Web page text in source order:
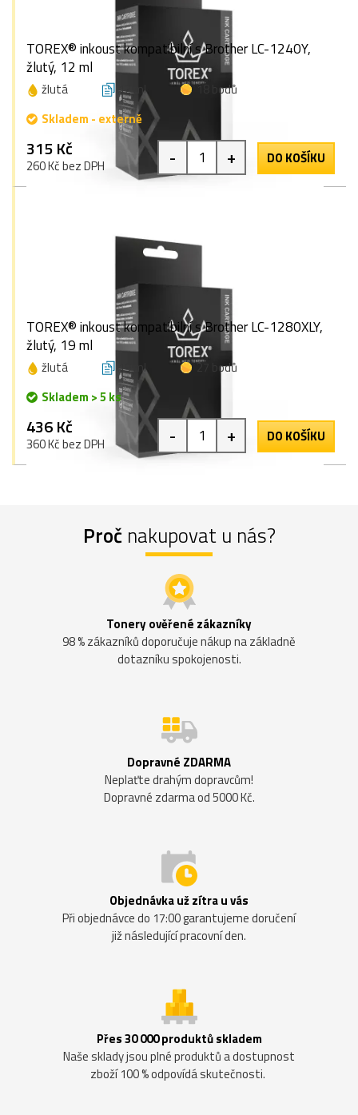
TOREX® inkoust kompatibilní s Brother LC-1240Y,
žlutý, 12 ml
žlutá 12 ml
18 bodů
Skladem - externě
315 Kč
260 Kč bez DPH - + DO KOŠÍKU
TOREX® inkoust kompatibilní s Brother LC-1280XLY,
žlutý, 19 ml
žlutá 19 ml
27 bodů
Skladem > 5 ks
436 Kč
360 Kč bez DPH - + DO KOŠÍKU
Proč nakupovat u nás?
Tonery ověřené zákazníky
98 % zákazníků doporučuje nákup na základně
dotazníku spokojenosti.
Dopravné ZDARMA
Neplaťte drahým dopravcům!
Dopravné zdarma od 5000 Kč.
Objednávka už zítra u vás
Při objednávce do 17:00 garantujeme doručení
již následující pracovní den.
Přes 30 000 produktů skladem
Naše sklady jsou plné produktů a dostupnost
zboží 100 % odpovídá skutečnosti.